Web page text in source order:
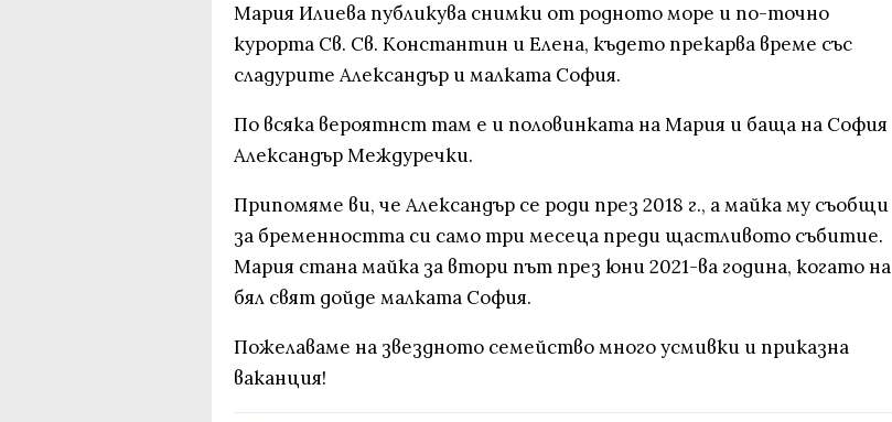
Мария Илиева публикува снимки от родното море и по-точно
курорта Св. Св. Константин и Елена, където прекарва време със
сладурите Александър и малката София.
По всяка вероятнст там е и половинката на Мария и баща на София
Александър Междуречки.
Припомяме ви, че Александър се роди през 2018 г., а майка му съобщи
за бременността си само три месеца преди щастливото събитие.
Мария стана майка за втори път през юни 2021-ва година, когато на
бял свят дойде малката София.
Пожелаваме на звездното семейство много усмивки и приказна
ваканция!